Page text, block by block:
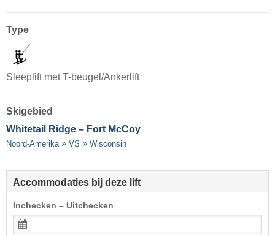
Type
Sleeplift met T-beugel/Ankerlift
Skigebied
Whitetail Ridge – Fort McCoy
Noord-Amerika VS Wisconsin
Accommodaties bij deze lift
Inchecken – Uitchecken